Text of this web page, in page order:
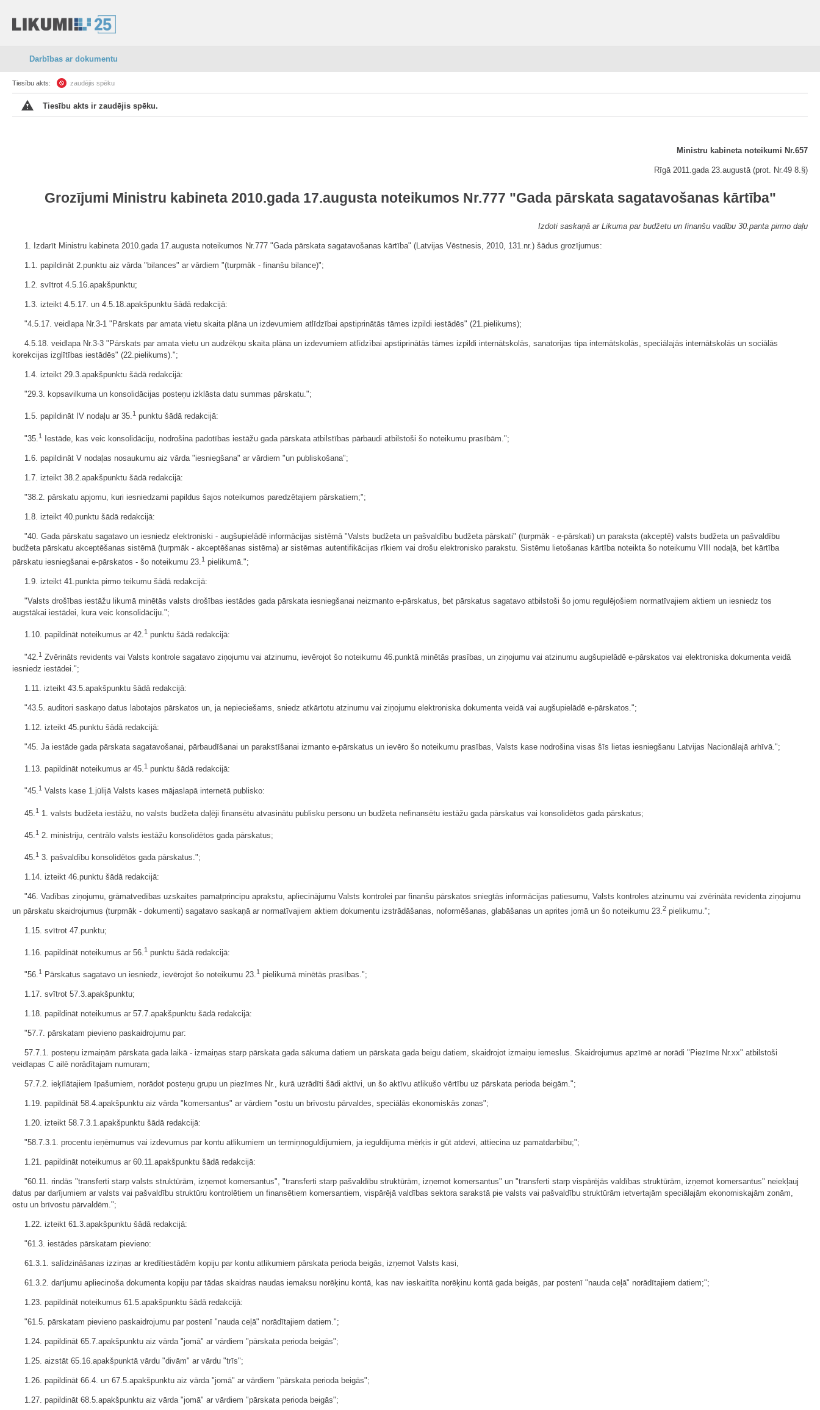
Darbības ar dokumentu
Tiesību akts: zaudējis spēku
Tiesību akts ir zaudējis spēku.
Ministru kabineta noteikumi Nr.657
Rīgā 2011.gada 23.augustā (prot. Nr.49 8.§)
Grozījumi Ministru kabineta 2010.gada 17.augusta noteikumos Nr.777 "Gada pārskata sagatavošanas kārtība"
Izdoti saskaņā ar Likuma par budžetu un finanšu vadību 30.panta pirmo daļu
1. Izdarīt Ministru kabineta 2010.gada 17.augusta noteikumos Nr.777 "Gada pārskata sagatavošanas kārtība" (Latvijas Vēstnesis, 2010, 131.nr.) šādus grozījumus:
1.1. papildināt 2.punktu aiz vārda "bilances" ar vārdiem "(turpmāk - finanšu bilance)";
1.2. svītrot 4.5.16.apakšpunktu;
1.3. izteikt 4.5.17. un 4.5.18.apakšpunktu šādā redakcijā:
"4.5.17. veidlapa Nr.3-1 "Pārskats par amata vietu skaita plāna un izdevumiem atlīdzībai apstiprinātās tāmes izpildi iestādēs" (21.pielikums);
4.5.18. veidlapa Nr.3-3 "Pārskats par amata vietu un audzēkņu skaita plāna un izdevumiem atlīdzībai apstiprinātās tāmes izpildi internātskolās, sanatorijas tipa internātskolās, speciālajās internātskolās un sociālās
korekcijas izglītības iestādēs" (22.pielikums).";
1.4. izteikt 29.3.apakšpunktu šādā redakcijā:
"29.3. kopsavilkuma un konsolidācijas posteņu izklāsta datu summas pārskatu.";
1.5. papildināt IV nodaļu ar 35.1 punktu šādā redakcijā:
"35. 1 Iestāde, kas veic konsolidāciju, nodrošina padotības iestāžu gada pārskata atbilstības pārbaudi atbilstoši šo noteikumu prasībām.";
1.6. papildināt V nodaļas nosaukumu aiz vārda "iesniegšana" ar vārdiem "un publiskošana";
1.7. izteikt 38.2.apakšpunktu šādā redakcijā:
"38.2. pārskatu apjomu, kuri iesniedzami papildus šajos noteikumos paredzētajiem pārskatiem;";
1.8. izteikt 40.punktu šādā redakcijā:
"40. Gada pārskatu sagatavo un iesniedz elektroniski - augšupielādē informācijas sistēmā "Valsts budžeta un pašvaldību budžeta pārskati" (turpmāk - e-pārskati) un paraksta (akceptē) valsts budžeta un pašvaldību
budžeta pārskatu akceptēšanas sistēmā (turpmāk - akceptēšanas sistēma) ar sistēmas autentifikācijas rīkiem vai drošu elektronisko parakstu. Sistēmu lietošanas kārtība noteikta šo noteikumu VIII nodaļā, bet kārtība
pārskatu iesniegšanai e-pārskatos - šo noteikumu 23. 1 pielikumā.";
1.9. izteikt 41.punkta pirmo teikumu šādā redakcijā:
"Valsts drošības iestāžu likumā minētās valsts drošības iestādes gada pārskata iesniegšanai neizmanto e-pārskatus, bet pārskatus sagatavo atbilstoši šo jomu regulējošiem normatīvajiem aktiem un iesniedz tos
augstākai iestādei, kura veic konsolidāciju.";
1.10. papildināt noteikumus ar 42.1 punktu šādā redakcijā:
"42. 1 Zvērināts revidents vai Valsts kontrole sagatavo ziņojumu vai atzinumu, ievērojot šo noteikumu 46.punktā minētās prasības, un ziņojumu vai atzinumu augšupielādē e-pārskatos vai elektroniska dokumenta veidā
iesniedz iestādei.";
1.11. izteikt 43.5.apakšpunktu šādā redakcijā:
"43.5. auditori saskaņo datus labotajos pārskatos un, ja nepieciešams, sniedz atkārtotu atzinumu vai ziņojumu elektroniska dokumenta veidā vai augšupielādē e-pārskatos.";
1.12. izteikt 45.punktu šādā redakcijā:
"45. Ja iestāde gada pārskata sagatavošanai, pārbaudīšanai un parakstīšanai izmanto e-pārskatus un ievēro šo noteikumu prasības, Valsts kase nodrošina visas šīs lietas iesniegšanu Latvijas Nacionālajā arhīvā.";
1.13. papildināt noteikumus ar 45. 1 punktu šādā redakcijā:
"45.1 Valsts kase 1.jūlijā Valsts kases mājaslapā internetā publisko:
45. 1 1. valsts budžeta iestāžu, no valsts budžeta daļēji finansētu atvasinātu publisku personu un budžeta nefinansētu iestāžu gada pārskatus vai konsolidētos gada pārskatus;
45. 1 2. ministriju, centrālo valsts iestāžu konsolidētos gada pārskatus;
45.1 3. pašvaldību konsolidētos gada pārskatus.";
1.14. izteikt 46.punktu šādā redakcijā:
"46. Vadības ziņojumu, grāmatvedības uzskaites pamatprincipu aprakstu, apliecinājumu Valsts kontrolei par finanšu pārskatos sniegtās informācijas patiesumu, Valsts kontroles atzinumu vai zvērināta revidenta ziņojumu
un pārskatu skaidrojumus (turpmāk - dokumenti) sagatavo saskaņā ar normatīvajiem aktiem dokumentu izstrādāšanas, noformēšanas, glabāšanas un aprites jomā un šo noteikumu 23. 2 pielikumu.";
1.15. svītrot 47.punktu;
1.16. papildināt noteikumus ar 56. 1 punktu šādā redakcijā:
"56.1 Pārskatus sagatavo un iesniedz, ievērojot šo noteikumu 23.1 pielikumā minētās prasības.";
1.17. svītrot 57.3.apakšpunktu;
1.18. papildināt noteikumus ar 57.7.apakšpunktu šādā redakcijā:
"57.7. pārskatam pievieno paskaidrojumu par:
57.7.1. posteņu izmaiņām pārskata gada laikā - izmaiņas starp pārskata gada sākuma datiem un pārskata gada beigu datiem, skaidrojot izmaiņu iemeslus. Skaidrojumus apzīmē ar norādi "Piezīme Nr.xx" atbilstoši
veidlapas C ailē norādītajam numuram;
57.7.2. ieķīlātajiem īpašumiem, norādot posteņu grupu un piezīmes Nr., kurā uzrādīti šādi aktīvi, un šo aktīvu atlikušo vērtību uz pārskata perioda beigām.";
1.19. papildināt 58.4.apakšpunktu aiz vārda "komersantus" ar vārdiem "ostu un brīvostu pārvaldes, speciālās ekonomiskās zonas";
1.20. izteikt 58.7.3.1.apakšpunktu šādā redakcijā:
"58.7.3.1. procentu ieņēmumus vai izdevumus par kontu atlikumiem un termiņnoguldījumiem, ja ieguldījuma mērķis ir gūt atdevi, attiecina uz pamatdarbību;";
1.21. papildināt noteikumus ar 60.11.apakšpunktu šādā redakcijā:
"60.11. rindās "transferti starp valsts struktūrām, izņemot komersantus", "transferti starp pašvaldību struktūrām, izņemot komersantus" un "transferti starp vispārējās valdības struktūrām, izņemot komersantus" neiekļauj
datus par darījumiem ar valsts vai pašvaldību struktūru kontrolētiem un finansētiem komersantiem, vispārējā valdības sektora sarakstā pie valsts vai pašvaldību struktūrām ietvertajām speciālajām ekonomiskajām zonām,
ostu un brīvostu pārvaldēm.";
1.22. izteikt 61.3.apakšpunktu šādā redakcijā:
"61.3. iestādes pārskatam pievieno:
61.3.1. salīdzināšanas izziņas ar kredītiestādēm kopiju par kontu atlikumiem pārskata perioda beigās, izņemot Valsts kasi,
61.3.2. darījumu apliecinoša dokumenta kopiju par tādas skaidras naudas iemaksu norēķinu kontā, kas nav ieskaitīta norēķinu kontā gada beigās, par postenī "nauda ceļā" norādītajiem datiem;";
1.23. papildināt noteikumus 61.5.apakšpunktu šādā redakcijā:
"61.5. pārskatam pievieno paskaidrojumu par postenī "nauda ceļā" norādītajiem datiem.";
1.24. papildināt 65.7.apakšpunktu aiz vārda "jomā" ar vārdiem "pārskata perioda beigās";
1.25. aizstāt 65.16.apakšpunktā vārdu "divām" ar vārdu "trīs";
1.26. papildināt 66.4. un 67.5.apakšpunktu aiz vārda "jomā" ar vārdiem "pārskata perioda beigās";
1.27. papildināt 68.5.apakšpunktu aiz vārda "jomā" ar vārdiem "pārskata perioda beigās";